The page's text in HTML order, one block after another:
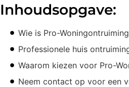
Inhoudsopgave:
Wie is Pro-
Professionele huis
Waarom kiezen voor Pro-
Neem contact op voor een